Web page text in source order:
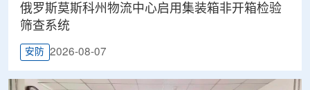
俄罗斯莫斯科州物流中心启用集装箱非开箱检验
筛查系统
安防 2026-08-07